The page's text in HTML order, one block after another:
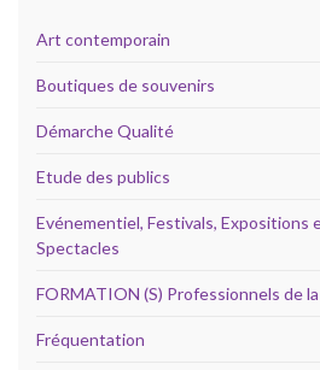
Art contemporain
Boutiques de souvenirs
Démarche Qualité
Etude des publics
Evénementiel, Festivals, Expositions
Spectacles
FORMATION (S) Professionnels de
Fréquentation